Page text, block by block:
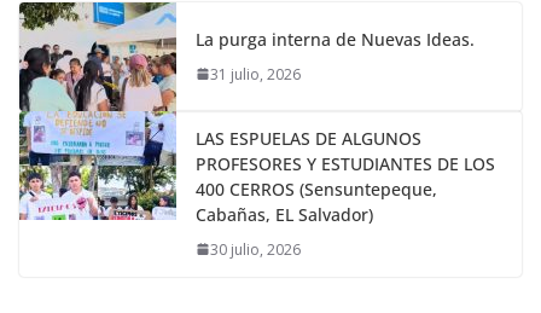
La purga interna de Nuevas Ideas.
31 julio, 2026
LAS ESPUELAS DE ALGUNOS
PROFESORES Y ESTUDIANTES DE LOS
400 CERROS (Sensuntepeque,
Cabañas, EL Salvador)
30 julio, 2026